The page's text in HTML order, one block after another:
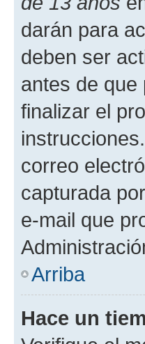
darán para
deben ser
antes de que
finalizar el
correo
capturada
e-mail que
Arriba
Hace un